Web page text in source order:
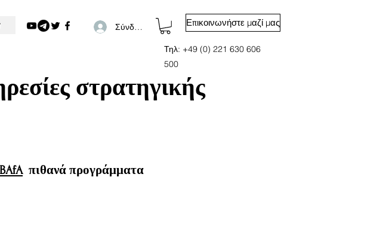
Σύνδεση Επικοινωνήστε μαζί μας
Τηλ: +49 (0) 221 630 606
500
στρατηγικής
πιθανά προγράμματα